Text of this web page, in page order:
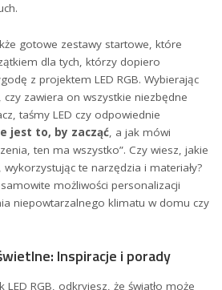
gotowe zestawy startowe, które
dla tych, którzy dopiero​
z projektem LED RGB. Wybierając
zawiera on wszystkie niezbędne
taśmy LED czy odpowiednie
jest to, by zacząć , a jak mówi
ten ma wszystko”. Czy wiesz, jakie
te narzędzia i materiały?
możliwości personalizacji
‌niepowtarzalnego klimatu w domu czy
Inspiracje i porady
LED⁤ RGB, odkryjesz, że światło może